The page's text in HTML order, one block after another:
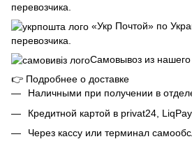
перевозчика.
«Укр Почтой» по
перевозчика.
Самовывоз из нашего
👉 Подробнее о доставке
Наличными при получении в
Кредитной картой в privat24, LiqPay.
Через кассу или терминал